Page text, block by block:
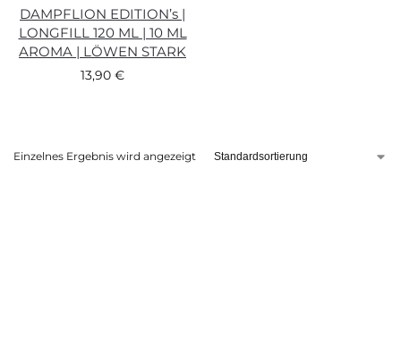
DAMPFLION EDITION’s |
LONGFILL 120 ML | 10 ML
AROMA | LÖWEN STARK
13,90 €
Einzelnes Ergebnis wird angezeigt